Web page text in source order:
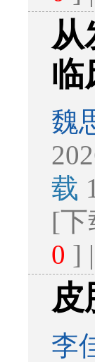
从
临
魏
载
[下
0 ]
皮
李